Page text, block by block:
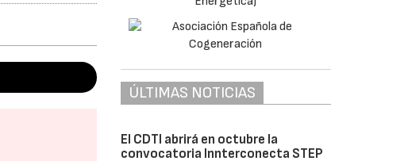
ÚLTIMAS NOTICIAS
El CDTI abrirá en octubre la
convocatoria Innterconecta STEP